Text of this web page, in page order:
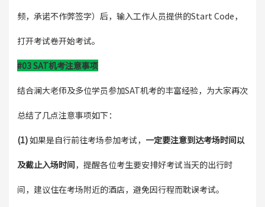
频，承诺不作弊签字）后，输入工作人员提供的Start Code，
打开考试卷开始考试。
#03 SAT机考注意事项
结合澜大老师及多位学员参加SAT机考的丰富经验，为大家再次
总结了几点注意事项如下：
(1)如果是自行前往考场参加考试， 一定要注意到达考场时间以
及截止入场时间，提醒各位考生要安排好考试当天的出行时
间，建议住在考场附近的酒店，避免因行程而耽误考试。